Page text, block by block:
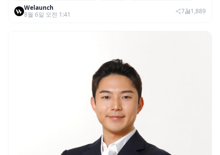
권리 발생 즉시 행사 비중도 급증
Welaunch
8월 6일 오전 1:41
7 1,889